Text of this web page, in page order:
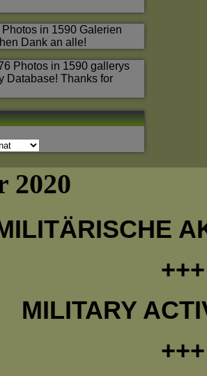
in 1590 Galerien
Dank an alle!
Photos in 1590 gallerys
Database! Thanks for
2020
+++
MILITARY
+++